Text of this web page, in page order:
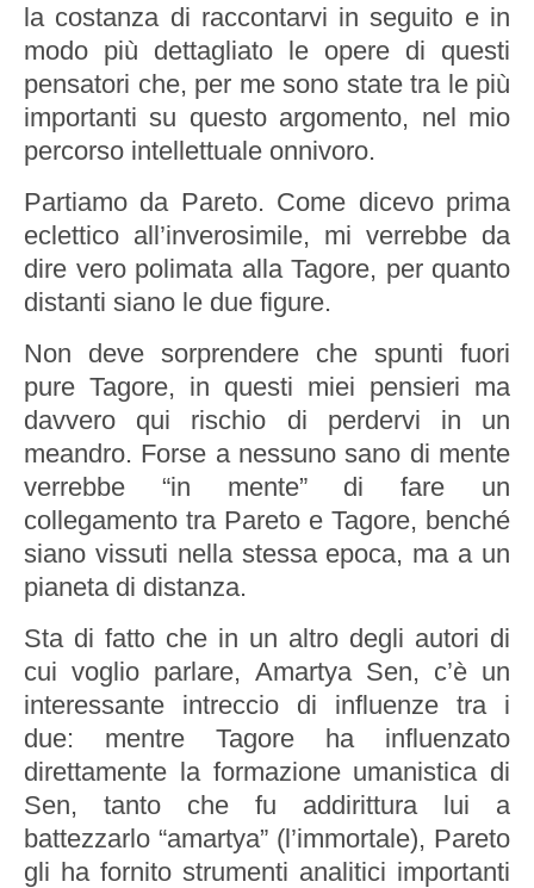
la costanza di raccontarvi in seguito e in
modo più dettagliato le opere di questi
pensatori che, per me sono state tra le più
importanti su questo argomento, nel mio
percorso intellettuale onnivoro.
Partiamo da Pareto. Come dicevo prima
eclettico all’inverosimile, mi verrebbe da
dire vero polimata alla Tagore, per quanto
distanti siano le due figure.
Non deve sorprendere che spunti fuori
pure Tagore, in questi miei pensieri ma
davvero qui rischio di perdervi in un
meandro. Forse a nessuno sano di mente
verrebbe “in mente” di fare un
collegamento tra Pareto e Tagore, benché
siano vissuti nella stessa epoca, ma a un
pianeta di distanza.
Sta di fatto che in un altro degli autori di
cui voglio parlare, Amartya Sen, c’è un
interessante intreccio di influenze tra i
due: mentre Tagore ha influenzato
direttamente la formazione umanistica di
Sen, tanto che fu addirittura lui a
battezzarlo “amartya” (l’immortale), Pareto
gli ha fornito strumenti analitici importanti